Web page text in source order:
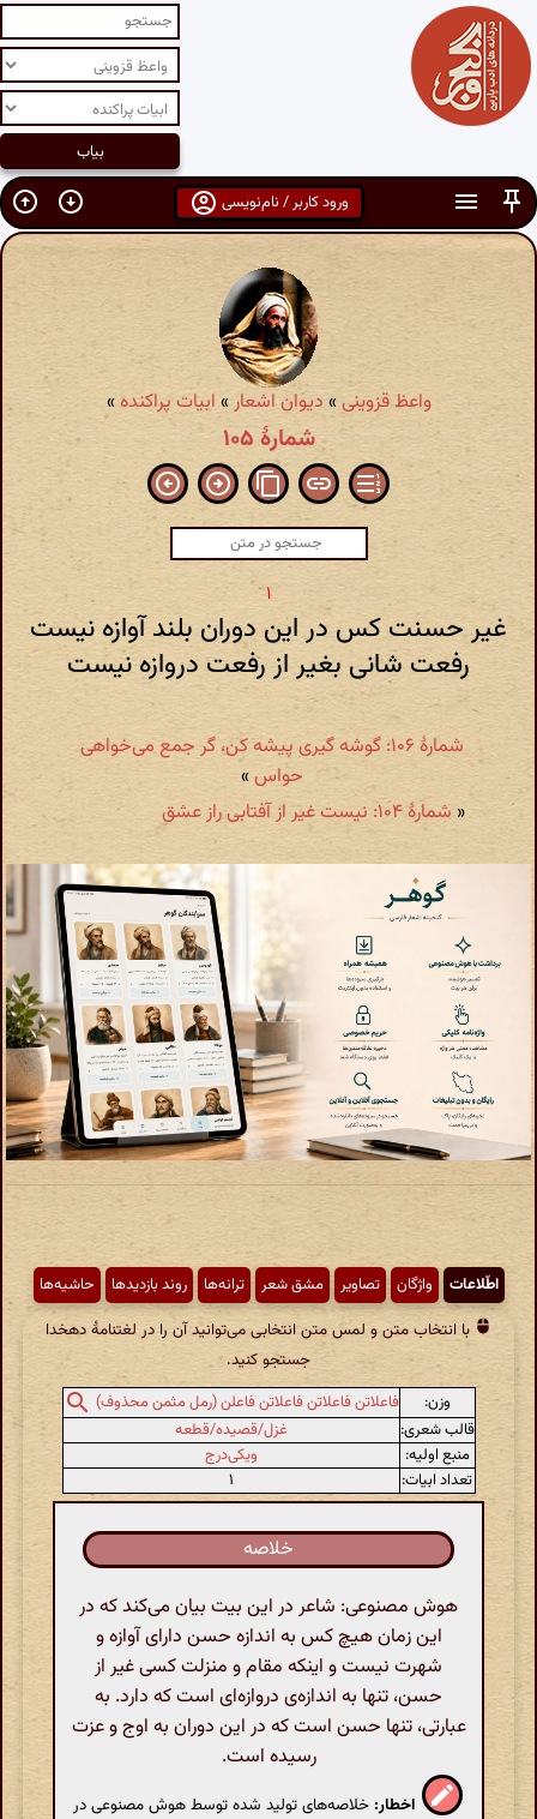
ورود کاربر / نام‌نویسی
واعظ قزوینی »دیوان اشعار» ابیات پراکنده»
شمارهٔ ۱۰۵
غیر حسنت کس در این دوران بلند آوازه نیست
رفعت شانی بغیر از رفعت دروازه نیست
شمارهٔ ۱۰۶: گوشه گیری پیشه کن، گر جمع می‌خواهی
حواس»
« شمارهٔ ۱۰۴: نیست غیر از آفتابی راز عشق
اطّلاعات واژگان تصاویر مشق شعر ترانه‌ها روند بازدیدها حاشیه‌ها
با انتخاب متن و لمس متن انتخابی می‌توانید آن را در لغتنامهٔ دهخدا
جستجو کنید.
وزن:
فاعلاتن فاعلاتن فاعلاتن فاعلن (رمل مثمن محذوف)
قالب شعری:
غزل/قصیده/قطعه
منبع اولیه:
ویکی‌درج
تعداد ابیات:
۱
خلاصه
هوش مصنوعی: شاعر در این بیت بیان می‌کند که در
این زمان هیچ کس به اندازه حسن دارای آوازه و
شهرت نیست و اینکه مقام و منزلت کسی غیر از
حسن، تنها به اندازه‌ی دروازه‌ای است که دارد. به
عبارتی، تنها حسن است که در این دوران به اوج و عزت
رسیده است.
اخطار: خلاصه‌های تولید شده توسط هوش مصنوعی در